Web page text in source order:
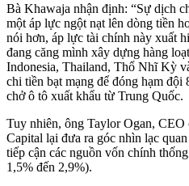
Bà Khawaja nhận định: “Sự dịch
một áp lực ngột nạt lên dòng tiền
nói hơn, áp lực tài chính này xuất
đang căng mình xây dựng hàng
Indonesia, Thailand, Thổ Nhĩ Kỳ
chi tiền bạt mạng để đóng hạm đội
chở ô tô xuất khẩu từ Trung Quốc.
Tuy nhiên, ông Taylor Ogan,
Capital lại đưa ra góc nhìn lạc
tiếp cận các nguồn vốn chính
1,5% đến 2,9%).